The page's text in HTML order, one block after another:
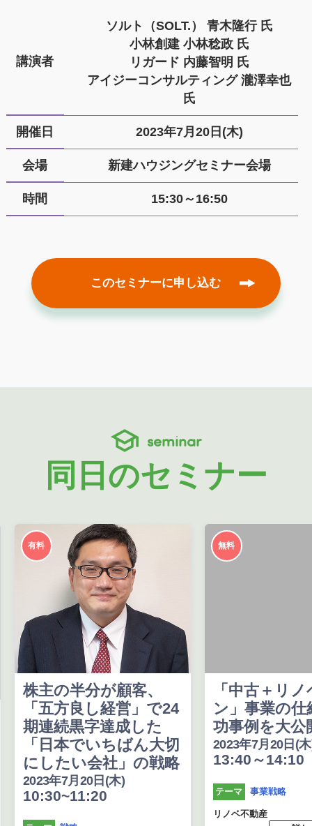
講演者
ソルト（SOLT.） 青木隆行 氏
小林創建 小林稔政 氏
リガード 内藤智明 氏
アイジーコンサルティング 瀧澤幸也
氏
開催日 2023年7月20日(木)
会場 新建ハウジングセミナー会場
時間 15:30～16:50
このセミナーに申し込む
seminar
同日のセミナー
有料
株主の半分が顧客、
「五方良し経営」で24
期連続黒字達成した
「日本でいちばん大切
にしたい会社」の戦略
2023年7月20日(木)
10:30~11:20
無料
「中古＋リ
ン」事業の仕
功事例を大公
2023年7月20日(
13:40～14:10
テーマ 事業戦略
リノベ不動産